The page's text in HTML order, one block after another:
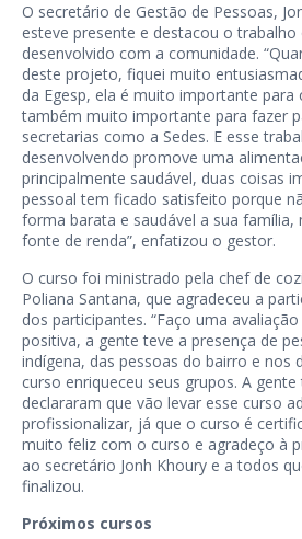
O secretário de Gestão de Pessoas,
esteve presente e destacou o trabalho
desenvolvido com a comunidade.
deste projeto, fiquei muito
da Egesp, ela é muito importante para
também muito importante para fazer
secretarias como a Sedes. E esse
desenvolvendo promove uma
principalmente saudável, duas coisas
pessoal tem ficado satisfeito porque
forma barata e saudável a sua família,
fonte de renda”, enfatizou o gestor.
O curso foi ministrado pela chef de
Poliana Santana, que agradeceu a
dos participantes. “Faço uma
positiva, a gente teve a presença de
indígena, das pessoas do bairro e nos
curso enriqueceu seus grupos. A
declararam que vão levar esse curso
profissionalizar, já que o curso é
muito feliz com o curso e agradeço à
ao secretário Jonh Khoury e a todos
finalizou.
Próximos cursos